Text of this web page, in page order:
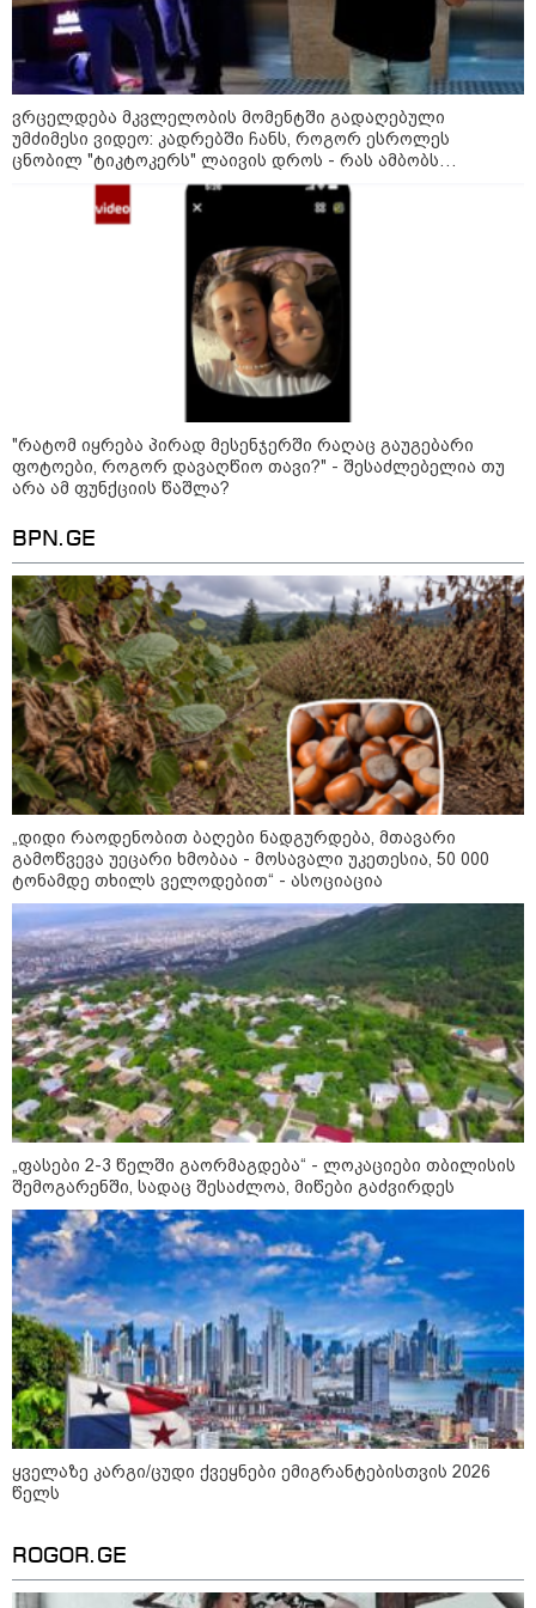
"საქართველო გადავარჩინეთ, რადგან
რუსეთმა ვერ მიაღწია ვერცერთ
სტრატეგიულ მიზანს" - რას წერს
10:45 / 07-08-2026
"აშშ კვლავაც ღრმად
შეშფოთებულია რუსეთის მიერ
საქართველოს ტერიტორიის
განგრძობადი ოკუპაციით" -
აშშ-ის საელჩო
09:00 / 07-08-2026
18 წელი აგვისტოს ომიდან -
ტრაგიკული მოვლენების
ქრონოლოგია, რომელიც
შესაძლოა, აღარ გვახსოვს
16:37 / 06-08-2026
"აბსოლუტურად ყალბი
შინაარსი იქმნება სოციალურ
მედიაში, არარსებული
ადამიანები, საუბრობენ,
თითქოს საქართველოში
უარყოფითი გარემოა რუსი
ტურისტებისთვის" - პრემიერი
16:14 / 06-08-2026
"დღეს ვიმგზავრეთ
მატარებლით, რომელიც ახალი
სიჩქარით მოძრაობს, მანამდე
ბათუმამდე მგზავრობის დრო
იყო 5,5 საათი და ახლა არის 4
საათამდე შემცირებული" -
ირაკლი კობახიძე
კატეგორიის ყველა სიახლე
მკითხველის რჩევით
ვრცელდება მკვლელობის მომენტში გადაღებული
უმძიმესი ვიდეო: კადრებში ჩანს, როგორ ესროლეს
ცნობილ "ტიკტოკერს" ლაივის დროს - რას ამბობს
მომხდარზე მექსიკის პოლიცია
"რატომ იყრება პირად მესენჯერში რაღაც გაუგებარი
ფოტოები, როგორ დავაღწიო თავი?" - შესაძლებელია თუ
არა ამ ფუნქციის წაშლა?
BPN.GE
„დიდი რაოდენობით ბაღები ნადგურდება, მთავარი
გამოწვევა უეცარი ხმობაა - მოსავალი უკეთესია, 50 000
ტონამდე თხილს ველოდებით“ - ასოციაცია
„ფასები 2-3 წელში გაორმაგდება“ - ლოკაციები თბილისის
შემოგარენში, სადაც შესაძლოა, მიწები გაძვირდეს
ყველაზე კარგი/ცუდი ქვეყნები ემიგრანტებისთვის 2026
წელს
ROGOR.GE